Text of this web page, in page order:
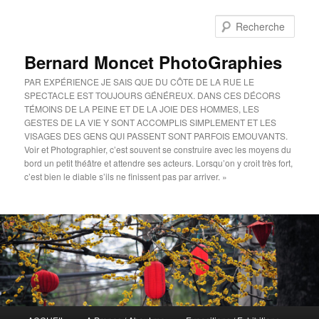
Bernard Moncet PhotoGraphies
PAR EXPÉRIENCE JE SAIS QUE DU CÔTE DE LA RUE LE
SPECTACLE EST TOUJOURS GÉNÉREUX. DANS CES DÉCORS
TÉMOINS DE LA PEINE ET DE LA JOIE DES HOMMES, LES
GESTES DE LA VIE Y SONT ACCOMPLIS SIMPLEMENT ET LES
VISAGES DES GENS QUI PASSENT SONT PARFOIS EMOUVANTS.
Voir et Photographier, c’est souvent se construire avec les moyens du
bord un petit théâtre et attendre ses acteurs. Lorsqu’on y croit très fort,
c’est bien le diable s’ils ne finissent pas par arriver. »